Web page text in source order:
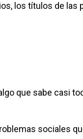
los títulos de las
que sabe casi
sociales